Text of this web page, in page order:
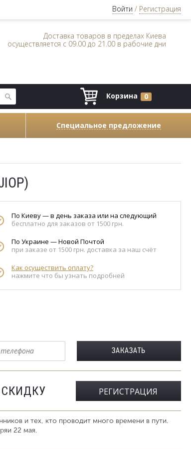
Войти / Регистрация
Доставка товаров в пределах Киева
осуществляется с 09.00 до 21.00 в рабочие дни
Корзина 0
Специальное предложение
По Киеву — в день заказа или на следующий
бесплатно для заказов от 1500 грн.
По Украине — Новой Почтой
при заказе от 1500 грн. доставка за наш счёт
Как осуществить оплату?
нажмите что бы узнать подробней
РЕГИСТРАЦИЯ
и тех, кто проводит много времени в пути.
22 мая.